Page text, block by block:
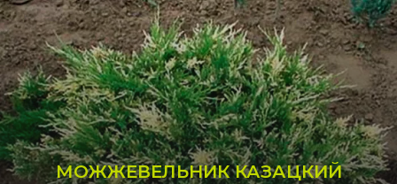
МОЖЖЕВЕЛЬНИК КАЗАЦКИЙ